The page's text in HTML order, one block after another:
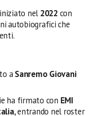
nel 2022 con
autobiografici che
aSanremo Giovani
ha firmato con EMI
, entrando nel roster